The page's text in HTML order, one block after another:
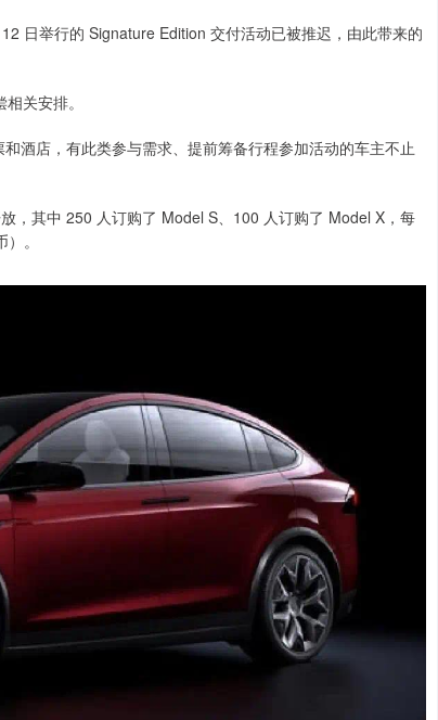
日举行的 Signature Edition 交付活动已被推迟，由此带来的
关安排。
酒店，有此类参与需求、提前筹备行程参加活动的车主不止
，其中 250 人订购了 Model S、100 人订购了 Model X，每
。